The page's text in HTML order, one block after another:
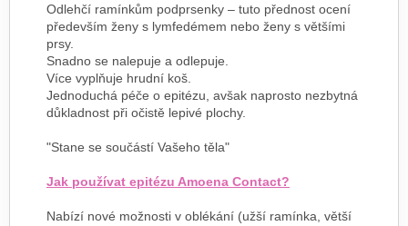
Odlehčí ramínkům podprsenky – tuto přednost ocení
především ženy s lymfedémem nebo ženy s většími
prsy.
Snadno se nalepuje a odlepuje.
Více vyplňuje hrudní koš.
Jednoduchá péče o epitézu, avšak naprosto nezbytná
důkladnost při očistě lepivé plochy.
"Stane se součástí Vašeho těla"
Jak používat epitézu Amoena Contact?
Nabízí nové možnosti v oblékání (užší ramínka, větší